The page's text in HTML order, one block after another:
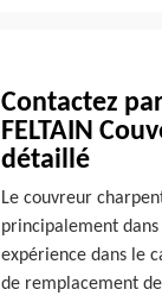
Contactez
FELTAIN
détaillé
Le couvreur
principalement
expérience dans le
de remplacement